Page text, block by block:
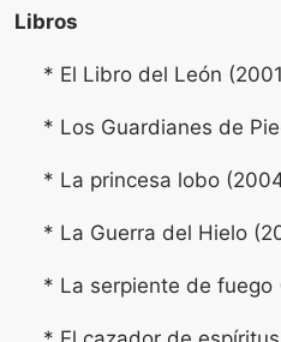
Libros
* El Libro del León
* Los Guardianes de
* La princesa lobo
* La Guerra del Hielo
* La serpiente de fuego